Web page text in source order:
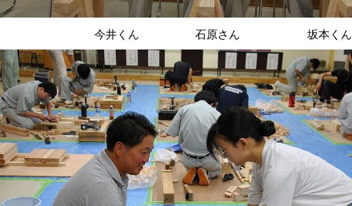
今井くん 石原さん 坂本くん